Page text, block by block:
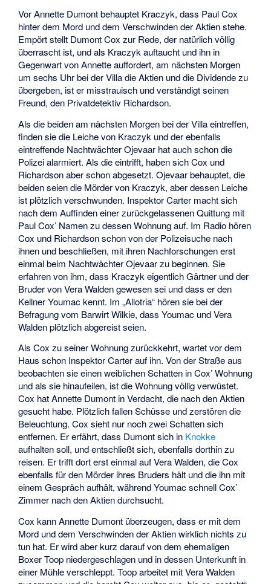
Vor Annette Dumont behauptet Kraczyk, dass Paul Cox
hinter dem Mord und dem Verschwinden der Aktien stehe.
Empört stellt Dumont Cox zur Rede, der natürlich völlig
überrascht ist, und als Kraczyk auftaucht und ihn in
Gegenwart von Annette auffordert, am nächsten Morgen
um sechs Uhr bei der Villa die Aktien und die Dividende zu
übergeben, ist er misstrauisch und verständigt seinen
Freund, den Privatdetektiv Richardson.
Als die beiden am nächsten Morgen bei der Villa eintreffen,
finden sie die Leiche von Kraczyk und der ebenfalls
eintreffende Nachtwächter Ojevaar hat auch schon die
Polizei alarmiert. Als die eintrifft, haben sich Cox und
Richardson aber schon abgesetzt. Ojevaar behauptet, die
beiden seien die Mörder von Kraczyk, aber dessen Leiche
ist plötzlich verschwunden. Inspektor Carter macht sich
nach dem Auffinden einer zurückgelassenen Quittung mit
Paul Cox’ Namen zu dessen Wohnung auf. Im Radio hören
Cox und Richardson schon von der Polizeisuche nach
ihnen und beschließen, mit ihren Nachforschungen erst
einmal beim Nachtwächter Ojevaar zu beginnen. Sie
erfahren von ihm, dass Kraczyk eigentlich Gärtner und der
Bruder von Vera Walden gewesen sei und dass er den
Kellner Youmac kennt. Im „Allotria“ hören sie bei der
Befragung vom Barwirt Wilkie, dass Youmac und Vera
Walden plötzlich abgereist seien.
Als Cox zu seiner Wohnung zurückkehrt, wartet vor dem
Haus schon Inspektor Carter auf ihn. Von der Straße aus
beobachten sie einen weiblichen Schatten in Cox’ Wohnung
und als sie hinaufeilen, ist die Wohnung völlig verwüstet.
Cox hat Annette Dumont in Verdacht, die nach den Aktien
gesucht habe. Plötzlich fallen Schüsse und zerstören die
Beleuchtung. Cox sieht nur noch zwei Schatten sich
entfernen. Er erfährt, dass Dumont sich in Knokke
aufhalten soll, und entschließt sich, ebenfalls dorthin zu
reisen. Er trifft dort erst einmal auf Vera Walden, die Cox
ebenfalls für den Mörder ihres Bruders hält und die ihn mit
einem Gespräch aufhält, während Youmac schnell Cox’
Zimmer nach den Aktien durchsucht.
Cox kann Annette Dumont überzeugen, dass er mit dem
Mord und dem Verschwinden der Aktien wirklich nichts zu
tun hat. Er wird aber kurz darauf von dem ehemaligen
Boxer Toop niedergeschlagen und in dessen Unterkunft in
einer Mühle verschleppt. Toop arbeitet mit Vera Walden